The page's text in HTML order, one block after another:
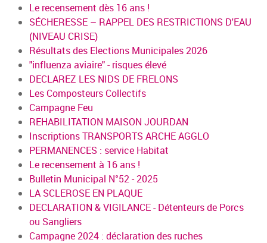
Le recensement dès 16 ans !
SÉCHERESSE – RAPPEL DES RESTRICTIONS D'EAU
(NIVEAU CRISE)
Résultats des Elections Municipales 2026
"influenza aviaire" - risques élevé
DECLAREZ LES NIDS DE FRELONS
Les Composteurs Collectifs
Campagne Feu
REHABILITATION MAISON JOURDAN
Inscriptions TRANSPORTS ARCHE AGGLO
PERMANENCES : service Habitat
Le recensement à 16 ans !
Bulletin Municipal N°52 - 2025
LA SCLEROSE EN PLAQUE
DECLARATION & VIGILANCE - Détenteurs de Porcs
ou Sangliers
Campagne 2024 : déclaration des ruches